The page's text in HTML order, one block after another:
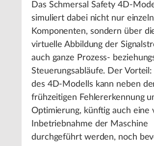
Das Schmersal Safety 4D-
simuliert dabei nicht nur
Komponenten, sondern über
virtuelle Abbildung der
auch ganze Prozess-
Steuerungsabläufe. Der
des 4D-Modells kann neben
frühzeitigen Fehlererkennung
Optimierung, künftig auch eine
Inbetriebnahme der Maschine
durchgeführt werden, noch